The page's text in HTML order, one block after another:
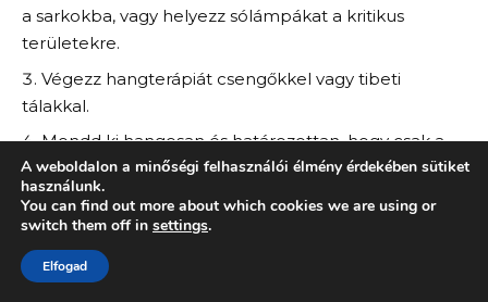
a sarkokba, vagy helyezz sólámpákat a kritikus
területekre.
Végezz hangterápiát csengőkkel vagy tibeti
tálakkal.
Mondd ki hangosan és határozottan, hogy csak a
szeretet és fény energiái maradhatnak az
otthonodban.
Ha ezek után is problémákat tapasztalsz, fontold
meg egy tapasztalt energetikai szakember vagy
médium segítségének igénybevételét.
A weboldalon a minőségi felhasználói élmény érdekében sütiket
használunk.
You can find out more about which cookies we are using or
switch them off in settings.
Elfogad